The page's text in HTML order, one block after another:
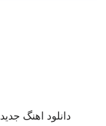
دانلود اهنگ جدید